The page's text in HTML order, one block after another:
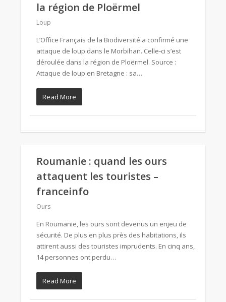
la région de Ploërmel
Loup
L’Office Français de la Biodiversité a confirmé une
attaque de loup dans le Morbihan. Celle-ci s’est
déroulée dans la région de Ploërmel. Source :
Attaque de loup en Bretagne : sa…
Read More
Roumanie : quand les ours
attaquent les touristes –
franceinfo
Ours
En Roumanie, les ours sont devenus un enjeu de
sécurité. De plus en plus près des habitations, ils
attirent aussi des touristes imprudents. En cinq ans,
14 personnes ont perdu…
Read More